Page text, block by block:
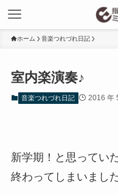
ホーム 音楽つれづれ日記
室内楽演奏♪
音楽つれづれ日記 2016 年
新学期！と思ってい
終わってしまいました